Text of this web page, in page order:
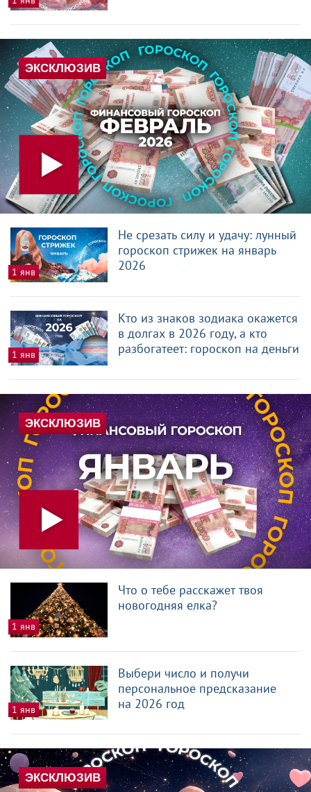
1 янв
Не срезать силу и удачу: лунный
гороскоп стрижек на январь
2026
1 янв
Кто из знаков зодиака окажется
в долгах в 2026 году, а кто
разбогатеет: гороскоп на деньги
1 янв
Что о тебе расскажет твоя
новогодняя елка?
1 янв
Выбери число и получи
персональное предсказание
на 2026 год